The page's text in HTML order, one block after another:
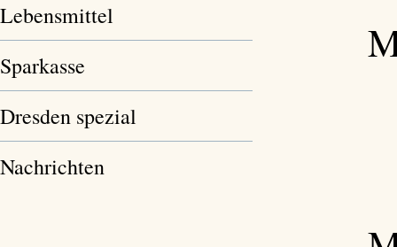
Lebensmittel
Sparkasse
Dresden spezial
Nachrichten